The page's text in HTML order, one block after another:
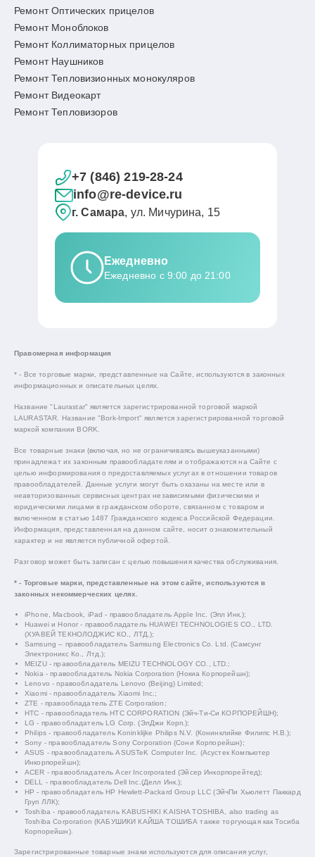
Ремонт Оптических прицелов
Ремонт Моноблоков
Ремонт Коллиматорных прицелов
Ремонт Наушников
Ремонт Тепловизионных монокуляров
Ремонт Видеокарт
Ремонт Тепловизоров
+7 (846) 219-28-24
info@re-device.ru
г. Самара, ул. Мичурина, 15
Ежедневно
Ежедневно с 9:00 до 21:00
Правомерная информация
* - Все торговые марки, представленные на Сайте, используются в законных
информационных и описательных целях.
Название "Laurastar" является зарегистрированной торговой маркой
LAURASTAR. Название "Bork-Import" является зарегистрированной торговой
маркой компании BORK.
Все товарные знаки (включая, но не ограничиваясь вышеуказанными)
принадлежат их законным правообладателям и отображаются на Сайте с
целью информирования о предоставляемых услугах в отношении товаров
правообладателей. Данные услуги могут быть оказаны на месте или в
неавторизованных сервисных центрах независимыми физическими и
юридическими лицами в гражданском обороте, связанном с товаром и
включенном в статью 1487 Гражданского кодекса Российской Федерации.
Информация, представленная на данном сайте, носит ознакомительный
характер и не является публичной офертой.
Разговор может быть записан с целью повышения качества обслуживания.
* - Торговые марки, представленные на этом сайте, используются в
законных некоммерческих целях.
iPhone, Macbook, iPad - правообладатель Apple Inc. (Эпл Инк.);
Huawei и Honor - правообладатель HUAWEI TECHNOLOGIES CO., LTD.
(ХУАВЕЙ ТЕКНОЛОДЖИС КО., ЛТД.);
Samsung – правообладатель Samsung Electronics Co. Ltd. (Самсунг
Электроникс Ко., Лтд.);
MEIZU - правообладатель MEIZU TECHNOLOGY CO., LTD.;
Nokia - правообладатель Nokia Corporation (Нокиа Корпорейшн);
Lenovo - правообладатель Lenovo (Beijing) Limited;
Xiaomi - правообладатель Xiaomi Inc.;
ZTE - правообладатель ZTE Corporation;
HTC - правообладатель HTC CORPORATION (Эйч-Ти-Си КОРПОРЕЙШН);
LG - правообладатель LG Corp. (ЭлДжи Корп.);
Philips - правообладатель Koninklijke Philips N.V. (Конинклийке Филипс Н.В.);
Sony - правообладатель Sony Corporation (Сони Корпорейшн);
ASUS - правообладатель ASUSTeK Computer Inc. (Асустек Компьютер
Инкорпорейшн);
ACER - правообладатель Acer Incorporated (Эйсер Инкорпорейтед);
DELL - правообладатель Dell Inc.(Делл Инк.);
HP - правообладатель HP Hewlett-Packard Group LLC (ЭйчПи Хьюлетт Паккард
Груп ЛЛК);
Toshiba - правообладатель KABUSHIKI KAISHA TOSHIBA, also trading as
Toshiba Corporation (КАБУШИКИ КАЙША ТОШИБА также торгующая как Тосиба
Корпорейшн).
Зарегистрированные товарные знаки используются для описания услуг,